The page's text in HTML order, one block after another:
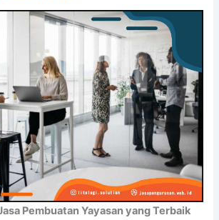
Pembuatan Yayasan yang Terbaik